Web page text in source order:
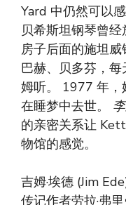
Yard 中仍然可以
贝希斯坦钢琴曾
房子后面的施坦威
巴赫、贝多芬，
姆听。 1977 年，
在睡梦中去世。
的亲密关系让
物馆的感觉。
吉姆·埃德 (Jim
传记作者劳拉·弗